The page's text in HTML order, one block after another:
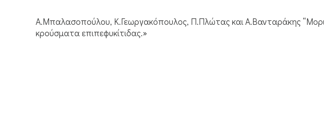
Α.Μπαλασοπούλου, Κ.Γεωργακόπουλος, Π.Πλώτας και A.Βανταράκης
κρούσματα επιπεφυκίτιδας.»